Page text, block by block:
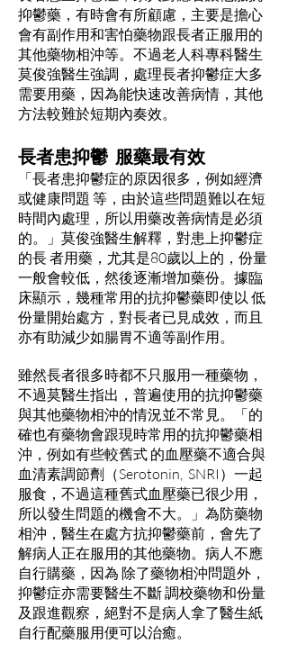
抑鬱藥，有時會有所顧慮，主要是擔心
會有副作用和害怕藥物跟長者正服用的
其他藥物相沖等。不過老人科專科醫生
莫俊強醫生強調，處理長者抑鬱症大多
需要用藥，因為能快速改善病情，其他
方法較難於短期內奏效。
長者患抑鬱 服藥最有效
「長者患抑鬱症的原因很多，例如經濟
或健康問題 等，由於這些問題難以在短
時間內處理，所以用藥改善病情是必須
的。」莫俊強醫生解釋，對患上抑鬱症
的長 者用藥，尤其是80歲以上的，份量
一般會較低，然後逐漸增加藥份。據臨
床顯示，幾種常用的抗抑鬱藥即使以 低
份量開始處方，對長者已見成效，而且
亦有助減少如腸胃不適等副作用。
雖然長者很多時都不只服用一種藥物，
不過莫醫生指出，普遍使用的抗抑鬱藥
與其他藥物相沖的情況並不常見。「的
確也有藥物會跟現時常用的抗抑鬱藥相
沖，例如有些較舊式 的血壓藥不適合與
血清素調節劑（Serotonin, SNRI）一起
服食，不過這種舊式血壓藥已很少用，
所以發生問題的機會不大。」為防藥物
相沖，醫生在處方抗抑鬱藥前，會先了
解病人正在服用的其他藥物。病人不應
自行購藥，因為 除了藥物相沖問題外，
抑鬱症亦需要醫生不斷 調校藥物和份量
及跟進觀察，絕對不是病人拿了醫生紙
自行配藥服用便可以治癒。